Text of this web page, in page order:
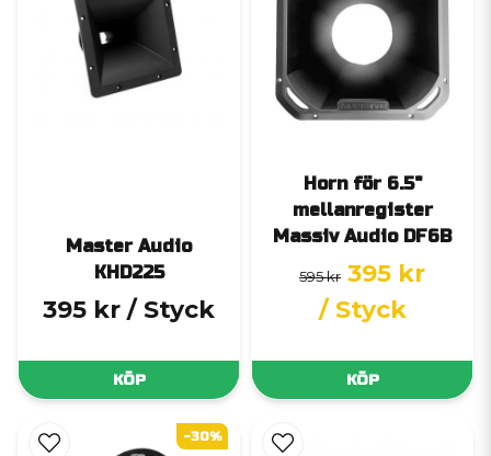
Master Audio
KHD225
395 kr / Styck
KÖP
Horn för 6.5"
mellanregister
Massiv Audio DF6B
595 kr 395 kr
/ Styck
KÖP
-30%